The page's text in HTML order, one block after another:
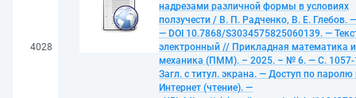
4028
надрезами различной формы в условиях
ползучести / В. П. Радченко, В. Е. Глебов.
— DOI 10.7868/S3034575825060139. —
электронный // Прикладная математика и
механика (ПММ). – 2025. – № 6. — С. 1057-
Загл. с титул. экрана. — Доступ по паролю
Интернет (чтение). —